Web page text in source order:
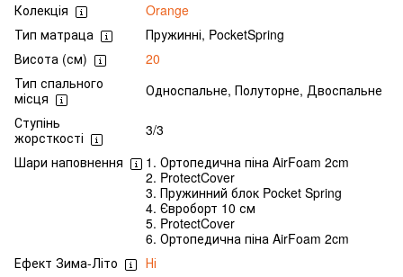
Колекція
Orange
Тип матраца
Пружинні, PocketSpring
Висота (см)
20
Тип спального
місця
Односпальне, Полуторне, Двоспальне
Ступінь
жорсткості
3/3
Шари наповнення
1. Ортопедична піна AirFoam 2cm
2. ProtectCover
3. Пружинний блок Pocket Spring
4. Євроборт 10 см
5. ProtectCover
6. Ортопедична піна AirFoam 2cm
Ефект Зима-Літо
Ні